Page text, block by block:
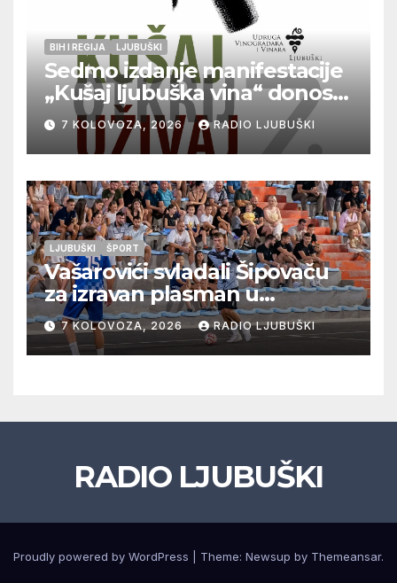
BIH I REGIJA LJUBUŠKI
Sedmo izdanje manifestacije
„Kušaj ljubuška vina“ donosi
vrhunska vina, gastronomiju i
glazbu
7 KOLOVOZA, 2026 RADIO LJUBUŠKI
LJUBUŠKI ŠPORT
Vašarovići svladali Šipovaču
za izravan plasman u
četvrtfinale, Grab izborio
prolazak dalje, Klobuk ispao,
večeras počinje četvrtfinale
7 KOLOVOZA, 2026 RADIO LJUBUŠKI
RADIO LJUBUŠKI
Proudly powered by WordPress Theme: Newsup by Themeansar.